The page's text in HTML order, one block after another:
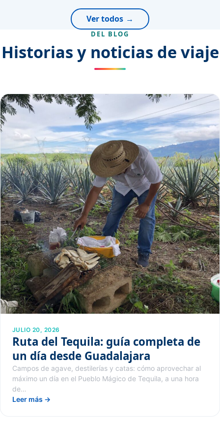
Ver todos
DEL BLOG
Historias y noticias de viaje
JULIO 20, 2026
Ruta del Tequila: guía completa de
un día desde Guadalajara
Campos de agave, destilerías y catas: cómo aprovechar al
máximo un día en el Pueblo Mágico de Tequila, a una hora
de…
Leer más →